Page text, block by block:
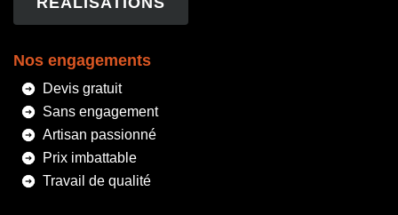
Nos engagements
Devis gratuit
Sans engagement
Artisan passionné
Prix imbattable
Travail de qualité